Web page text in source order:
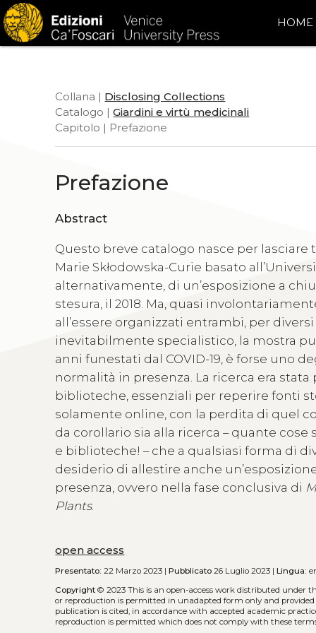
HOME
Collana | Disclosing Collections
Catalogo |Giardini e virtù medicinali
Capitolo | Prefazione
Prefazione
Abstract
Questo breve catalogo nasce per
Marie Skłodowska-Curie basato
alternativamente, di un’esposizione a
stesura, il 2018. Ma, quasi
all’essere organizzati entrambi, per
inevitabilmente specialistico, la mostra
anni funestati dal COVID-19, è forse uno
normalità in presenza. La ricerca era
biblioteche, essenziali per reperire fonti
solamente online, con la perdita di quel
da corollario sia alla ricerca – quante
e biblioteche! – che a qualsiasi forma di
desiderio di allestire anche
presenza, ovvero nella fase conclusiva di
Plants.
open access
Presentato: 22 Marzo 2023 |Pubblicato 26 Luglio 2023 |Lingua:
Copyright © 2023This is an open-access work distributed under
or reproduction is permitted in unadapted form only and
publication is cited, in accordance with accepted academic
reproduction is permitted which does not comply with these